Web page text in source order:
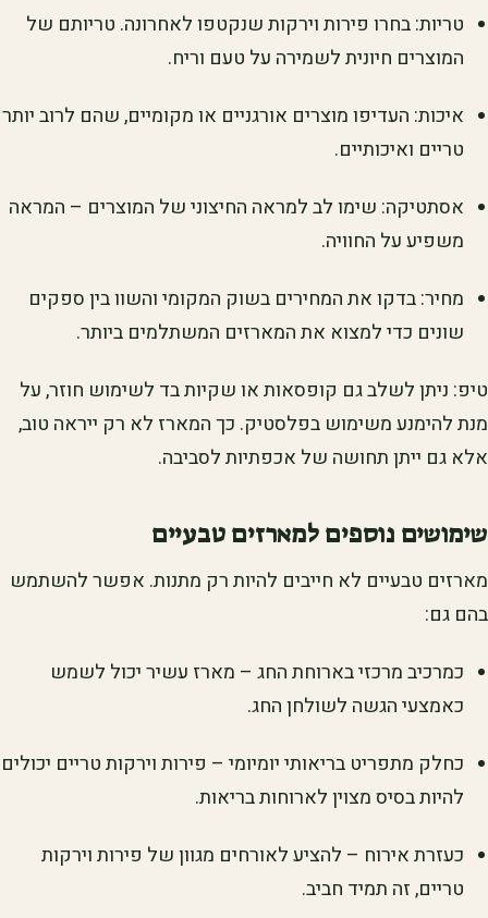
טריות: בחרו פירות וירקות שנקטפו לאחרונה. טריותם של
המוצרים חיונית לשמירה על טעם וריח.
איכות: העדיפו מוצרים אורגניים או מקומיים, שהם לרוב יותר
טריים ואיכותיים.
אסתטיקה: שימו לב למראה החיצוני של המוצרים – המראה
משפיע על החוויה.
מחיר: בדקו את המחירים בשוק המקומי והשוו בין ספקים
שונים כדי למצוא את המארזים המשתלמים ביותר.
טיפ: ניתן לשלב גם קופסאות או שקיות בד לשימוש חוזר, על
מנת להימנע משימוש בפלסטיק. כך המארז לא רק ייראה טוב,
אלא גם ייתן תחושה של אכפתיות לסביבה.
שימושים נוספים למארזים טבעיים
מארזים טבעיים לא חייבים להיות רק מתנות. אפשר להשתמש
בהם גם:
כמרכיב מרכזי בארוחת החג – מארז עשיר יכול לשמש
כאמצעי הגשה לשולחן החג.
כחלק מתפריט בריאותי יומיומי – פירות וירקות טריים יכולים
להיות בסיס מצוין לארוחות בריאות.
כעזרת אירוח – להציע לאורחים מגוון של פירות וירקות
טריים, זה תמיד חביב.